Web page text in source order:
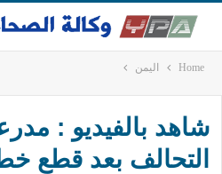
Home اليمن
شاهد بالفيديو :
التحالف بعد قطع